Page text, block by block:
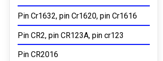
Pin Cr1632, pin Cr1620, pin Cr1616
Pin CR2, pin CR123A, pin cr123
Pin CR2016